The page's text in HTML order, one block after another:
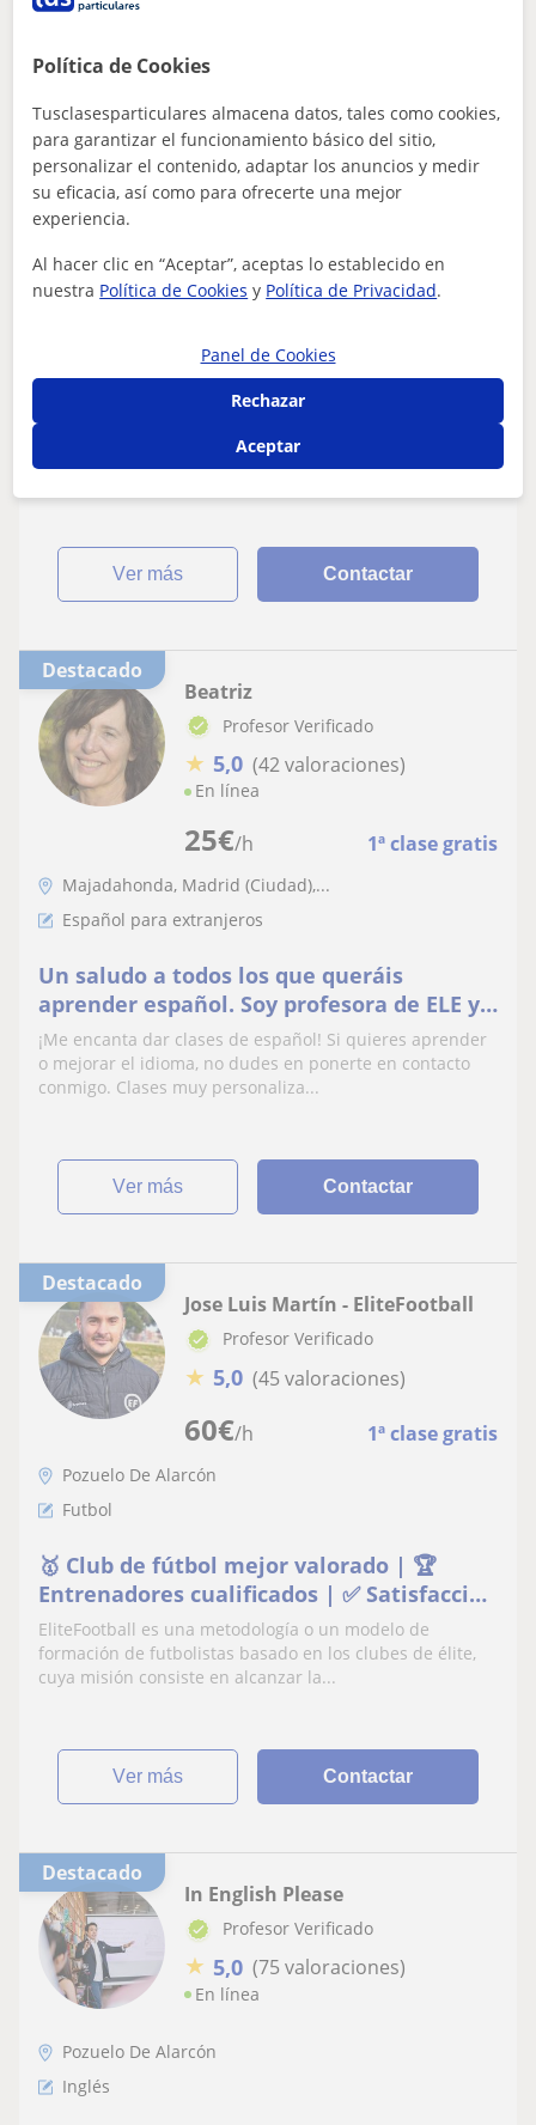
Destacado
Native Professional Teachers
Profesor Verificado
★ 4,9 (28 valoraciones)
Pozuelo De Alarcón
Inglés
🎓Native Teachers. Cursos Fundae
Empresas. Ingles de Negocios
Bilingual Teachers⭐️Gestión sin coste de formación
bonificada en Fundae. Somos Ent...
ver más Contactar
Destacado
25€/h 1ª clase gratis
Beatriz
Profesor Verificado
★ 5,0 (42 valoraciones)
En línea
Majadahonda, Madrid (Ciudad),...
Español para extranjeros
Un saludo a todos los que queráis
aprender español. Soy profesora de ELE y
arqueóloga. Doy clases muy entretenidas
presenciales y on line
¡Me encanta dar clases de español! Si quieres aprender
o mejorar el idioma, no dudes en ponerte en contacto
conmigo. Clases muy personaliza...
ver más Contactar
Destacado
60€/h 1ª clase gratis
Jose Luis Martín - EliteFootball
Profesor Verificado
★ 5,0 (45 valoraciones)
Pozuelo De Alarcón
Futbol
🥇 Club de fútbol mejor valorado | 🏆
Entrenadores cualificados | ✅ Satisfacción
garantizada
EliteFootball es una metodología o un modelo de
formación de futbolistas basado en los clubes de élite,
cuya misión consiste en alcanzar la...
ver más Contactar
Destacado
In English Please
Profesor Verificado
★ 5,0 (75 valoraciones)
En línea
Pozuelo De Alarcón
Inglés
Política de Cookies
Tusclasesparticulares almacena datos, tales como cookies,
para garantizar el funcionamiento básico del sitio,
personalizar el contenido, adaptar los anuncios y medir
su eficacia, así como para ofrecerte una mejor
experiencia.
Al hacer clic en “Aceptar”, aceptas lo establecido en
nuestra Política de Cookies y Política de Privacidad.
Panel de Cookies
Rechazar
Aceptar